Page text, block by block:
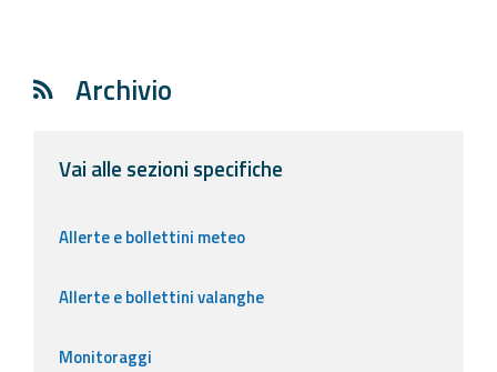
Il progetto
Emilia-
Contatti
Archivio
Vai alle sezioni specifiche
Allerte e bollettini meteo
Allerte e bollettini valanghe
Monitoraggi